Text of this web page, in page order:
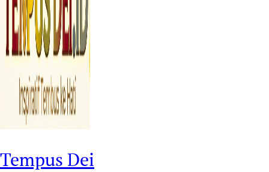
Tempus Dei